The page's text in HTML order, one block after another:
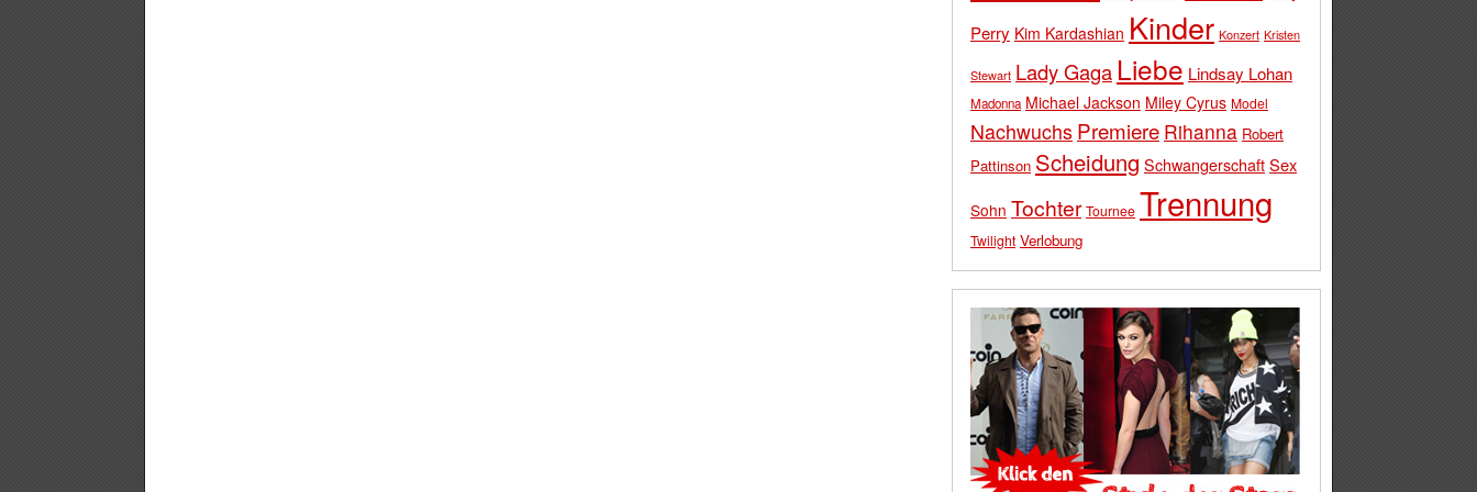
Perry Kim Kardashian Kinder Konzert Kristen
Stewart Lady Gaga Liebe Lindsay Lohan
Madonna Michael Jackson Miley Cyrus Model
Nachwuchs Premiere Rihanna Robert
Pattinson Scheidung SchwangerschaftSex
Sohn Tochter Tournee Trennung
Twilight Verlobung